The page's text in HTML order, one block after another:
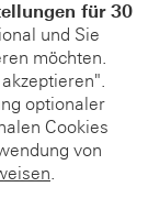
für 30
und Sie
möchten.
optionaler
Cookies
von
.